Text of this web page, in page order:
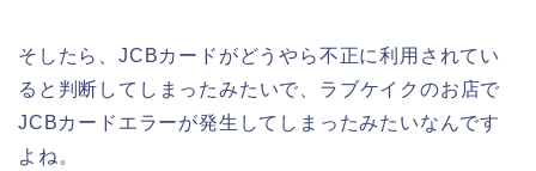
そしたら、JCBカードがどうやら不正に利用されてい
ると判断してしまったみたいで、ラブケイクのお店で
JCBカードエラーが発生してしまったみたいなんです
よね。